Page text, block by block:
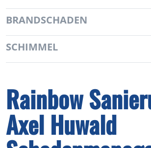
BRANDSCHADEN
SCHIMMEL
Rainbow
Axel Huwald